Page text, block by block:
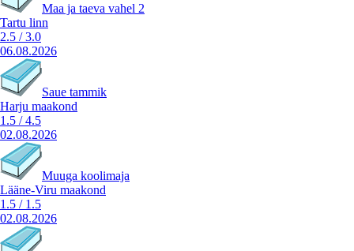
Maa ja taeva vahel 2
Tartu linn
2.5 /3.0
06.08.2026
Saue tammik
Harju maakond
1.5 /4.5
02.08.2026
Muuga koolimaja
Lääne-Viru maakond
1.5 / 1.5
02.08.2026